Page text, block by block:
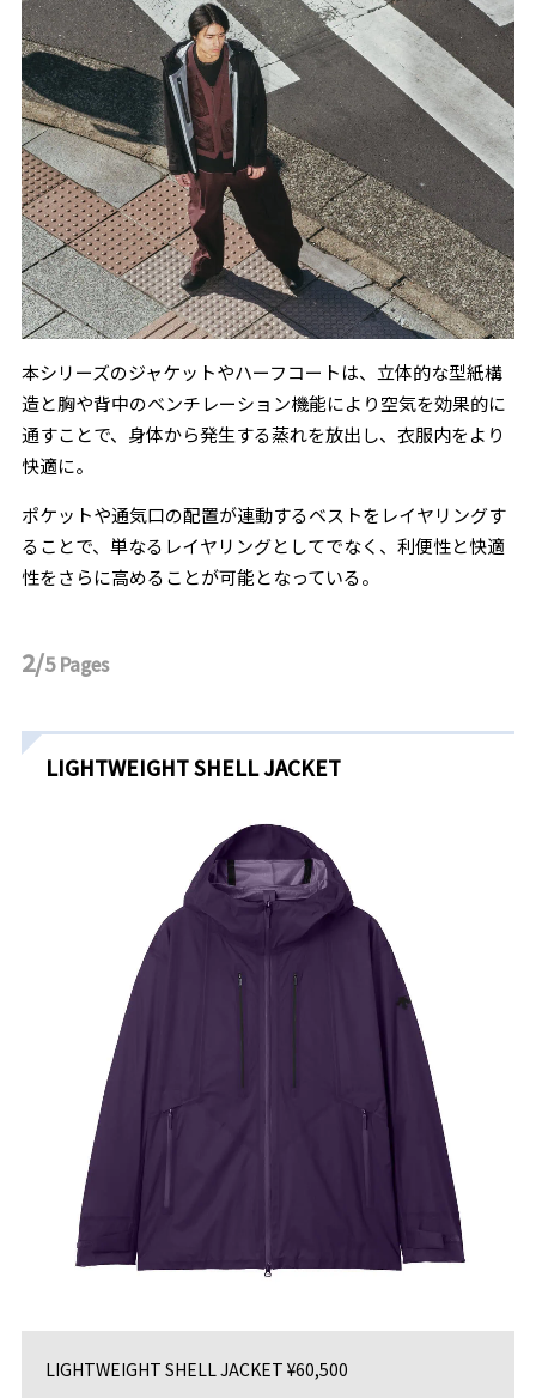
本シリーズのジャケットやハーフコートは、⽴体的な型紙構
造と胸や背中のベンチレーション機能により空気を効果的に
通すことで、⾝体から発⽣する蒸れを放出し、⾐服内をより
快適に。
ポケットや通気⼝の配置が連動するベストをレイヤリングす
ることで、単なるレイヤリングとしてでなく、利便性と快適
性をさらに⾼めることが可能となっている。
2/5Pages
LIGHTWEIGHT SHELL JACKET
LIGHTWEIGHT SHELL JACKET ¥60,500